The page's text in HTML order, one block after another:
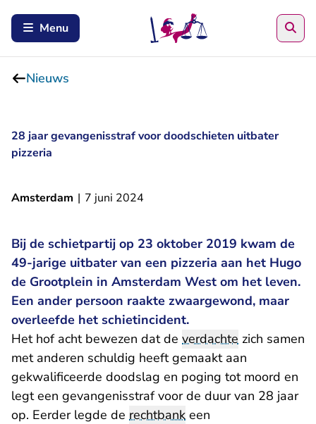
Menu
Nieuws
28 jaar gevangenisstraf voor doodschieten uitbater
pizzeria
Amsterdam | 7 juni 2024
Bij de schietpartij op 23 oktober 2019 kwam de
49-jarige uitbater van een pizzeria aan het Hugo
de Grootplein in Amsterdam West om het leven.
Een ander persoon raakte zwaargewond, maar
overleefde het schietincident.
Het hof acht bewezen dat de verdachte zich samen
met anderen schuldig heeft gemaakt aan
gekwalificeerde doodslag en poging tot moord en
legt een gevangenisstraf voor de duur van 28 jaar
op. Eerder legde de rechtbank een